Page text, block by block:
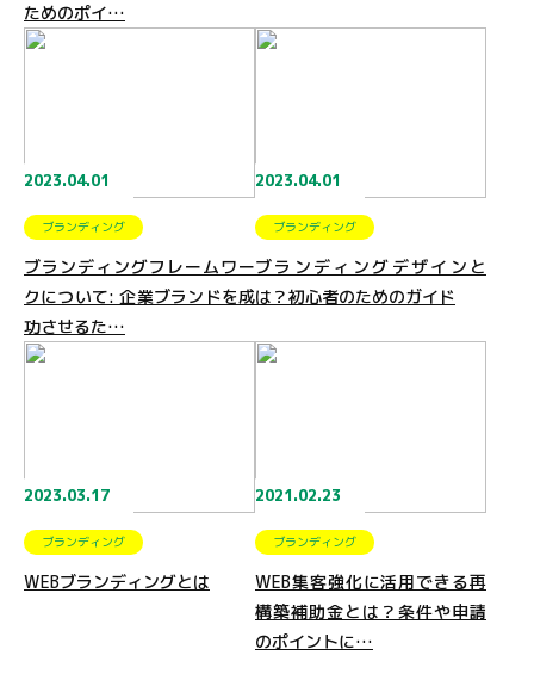
ためのポイ…
2023.04.01
ブランディング
ブランディングフレームワー
クについて: 企業ブランドを成
功させるた…
2023.04.01
ブランディング
ブランディングデザインと
は？初心者のためのガイド
2023.03.17
ブランディング
WEBブランディングとは
2021.02.23
ブランディング
WEB集客強化に活用できる再
構築補助金とは？条件や申請
のポイントに…